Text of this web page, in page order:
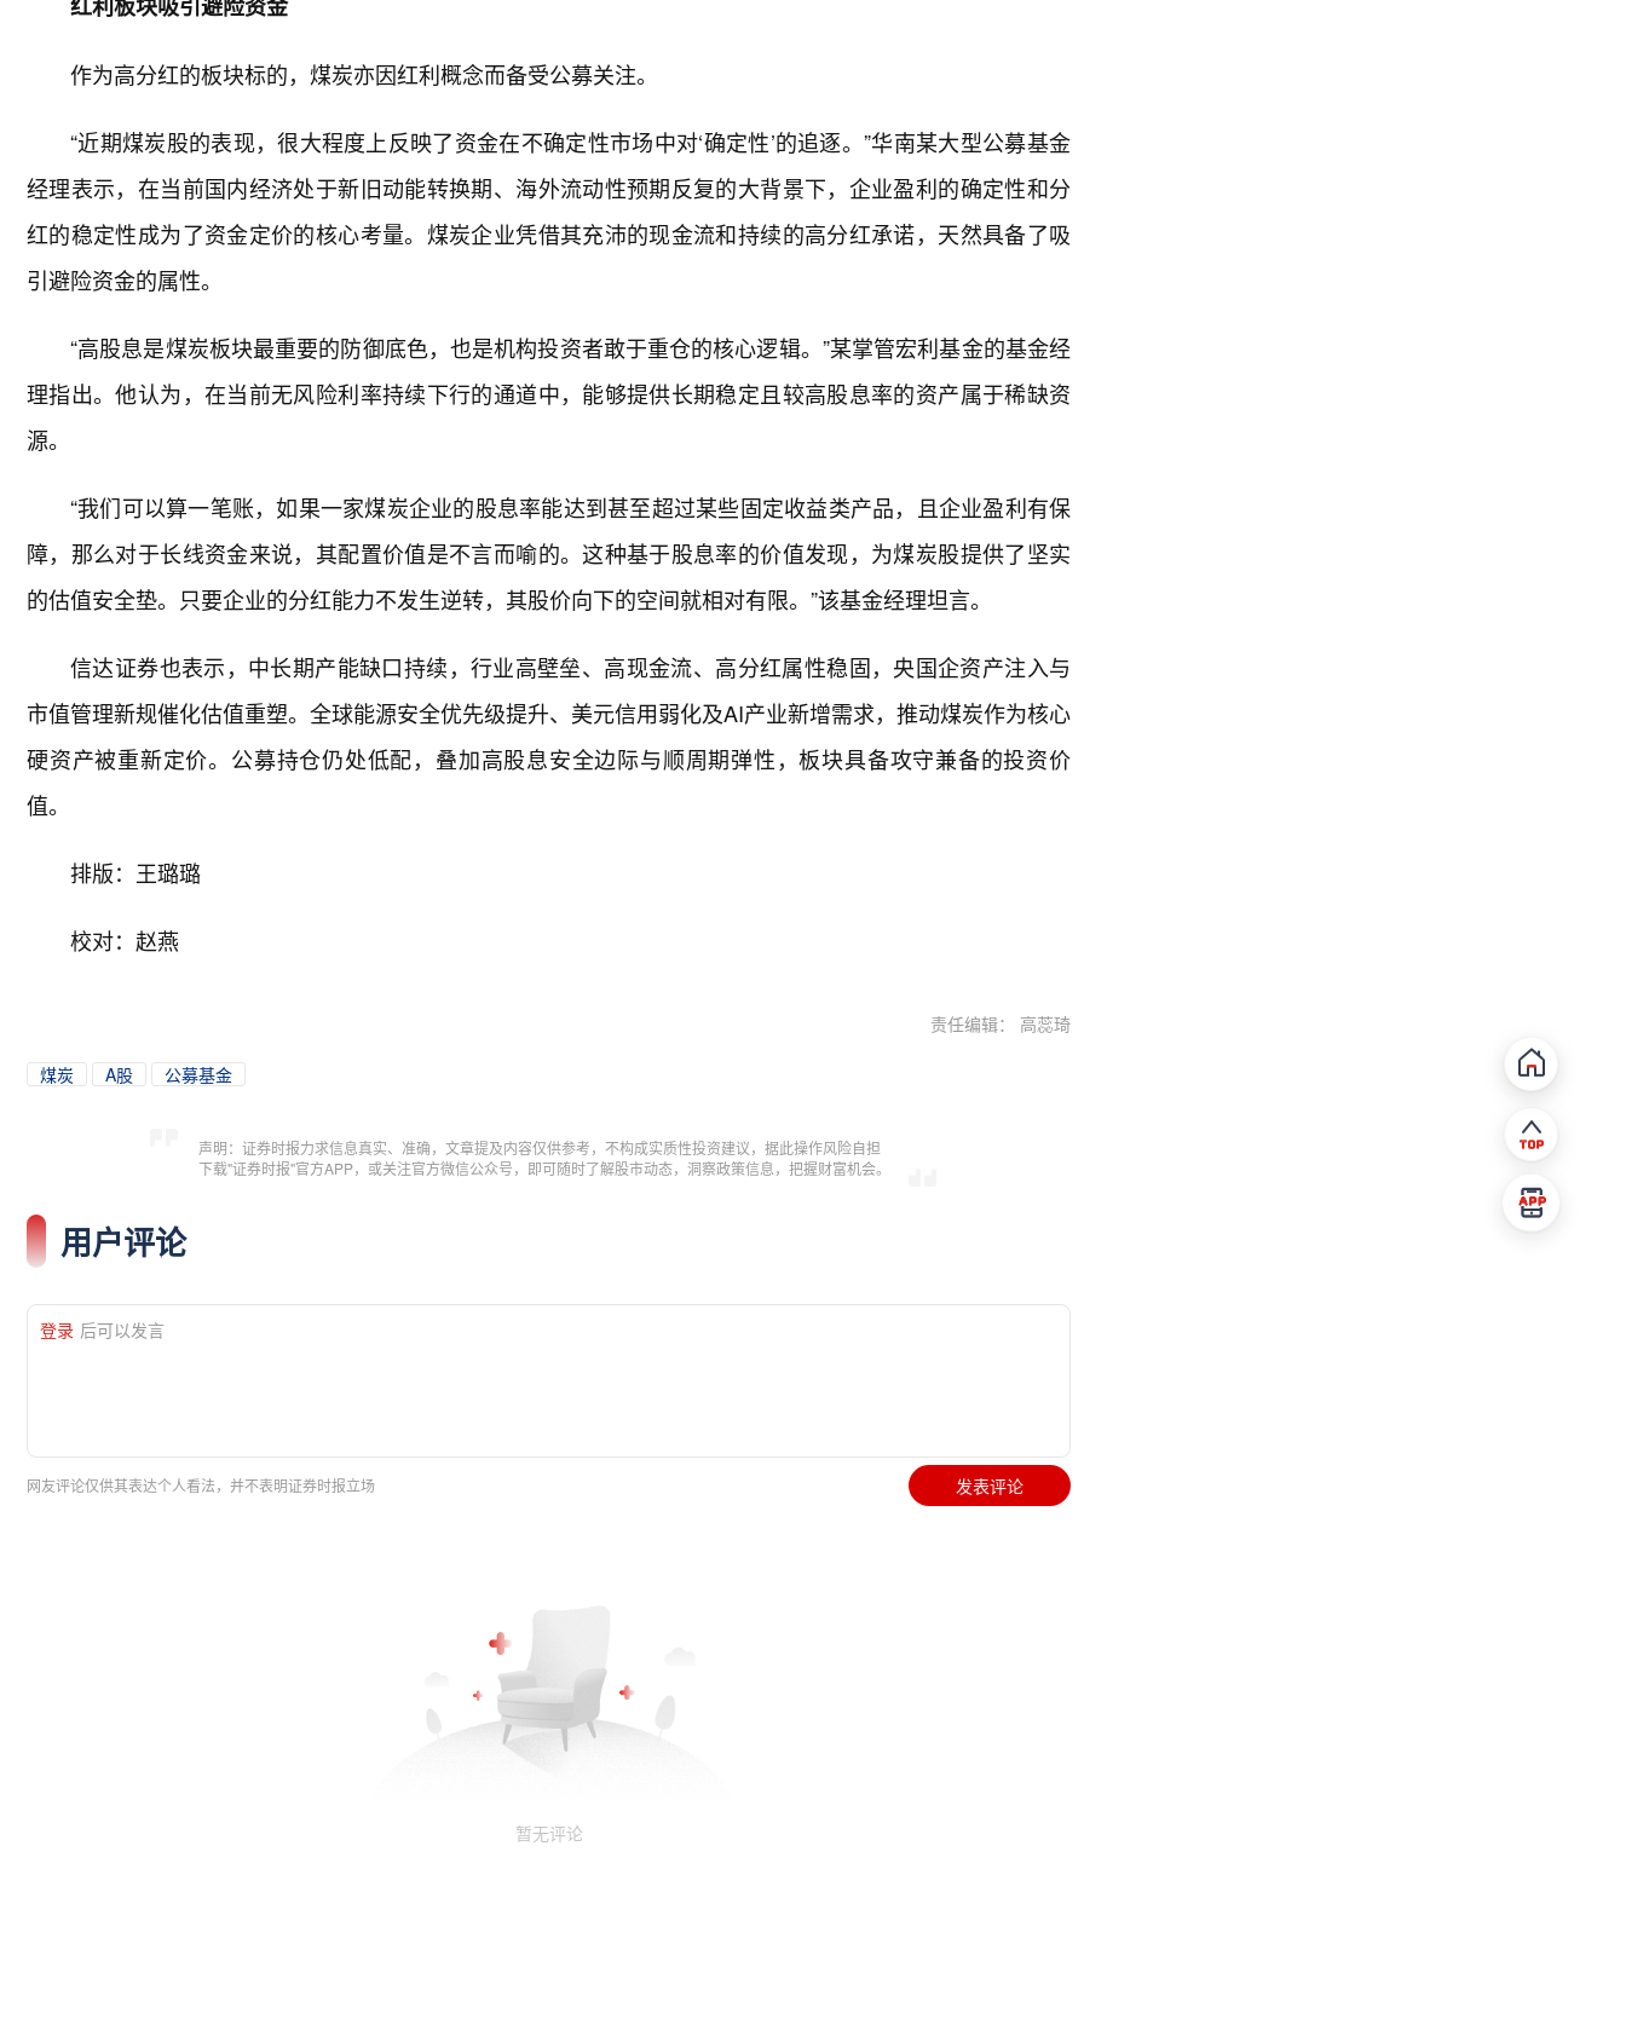
作为高分红的板块标的，煤炭亦因红利概念而备受公募关注。
“近期煤炭股的表现，很大程度上反映了资金在不确定性市场中对‘确定性’的追逐。”华南某大型公募基金
经理表示，在当前国内经济处于新旧动能转换期、海外流动性预期反复的大背景下，企业盈利的确定性和分
红的稳定性成为了资金定价的核心考量。煤炭企业凭借其充沛的现金流和持续的高分红承诺，天然具备了吸
引避险资金的属性。
“高股息是煤炭板块最重要的防御底色，也是机构投资者敢于重仓的核心逻辑。”某掌管宏利基金的基金经
理指出。他认为，在当前无风险利率持续下行的通道中，能够提供长期稳定且较高股息率的资产属于稀缺资
源。
“我们可以算一笔账，如果一家煤炭企业的股息率能达到甚至超过某些固定收益类产品，且企业盈利有保
障，那么对于长线资金来说，其配置价值是不言而喻的。这种基于股息率的价值发现，为煤炭股提供了坚实
的估值安全垫。只要企业的分红能力不发生逆转，其股价向下的空间就相对有限。”该基金经理坦言。
信达证券也表示，中长期产能缺口持续，行业高壁垒、高现金流、高分红属性稳固，央国企资产注入与
市值管理新规催化估值重塑。全球能源安全优先级提升、美元信用弱化及AI产业新增需求，推动煤炭作为核心
硬资产被重新定价。公募持仓仍处低配，叠加高股息安全边际与顺周期弹性，板块具备攻守兼备的投资价
值。
排版：王璐璐
校对：赵燕
责任编辑： 高蕊琦
煤炭 A股 公募基金
声明：证券时报力求信息真实、准确，文章提及内容仅供参考，不构成实质性投资建议，据此操作风险自担
下载"证券时报"官方APP，或关注官方微信公众号，即可随时了解股市动态，洞察政策信息，把握财富机会。
用户评论
登录 后可以发言
网友评论仅供其表达个人看法，并不表明证券时报立场 发表评论
暂无评论